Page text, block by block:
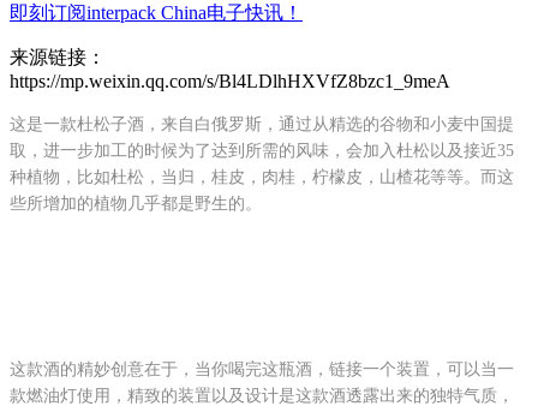
即刻订阅interpack China电子快讯！
来源链接：
https://mp.weixin.qq.com/s/Bl4LDlhHXVfZ8bzc1_9meA
这是一款杜松子酒，来自白俄罗斯，通过从精选的谷物和小麦中国提
取，进一步加工的时候为了达到所需的风味，会加入杜松以及接近35
种植物，比如杜松，当归，桂皮，肉桂，柠檬皮，山楂花等等。而这
些所增加的植物几乎都是野生的。
这款酒的精妙创意在于，当你喝完这瓶酒，链接一个装置，可以当一
款燃油灯使用，精致的装置以及设计是这款酒透露出来的独特气质，